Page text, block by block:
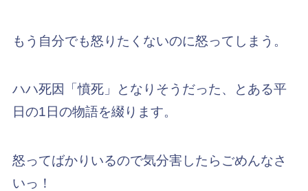
もう自分でも怒りたくないのに怒ってしまう。
ハハ死因「憤死」となりそうだった、とある平
日の1日の物語を綴ります。
怒ってばかりいるので気分害したらごめんなさ
いっ！